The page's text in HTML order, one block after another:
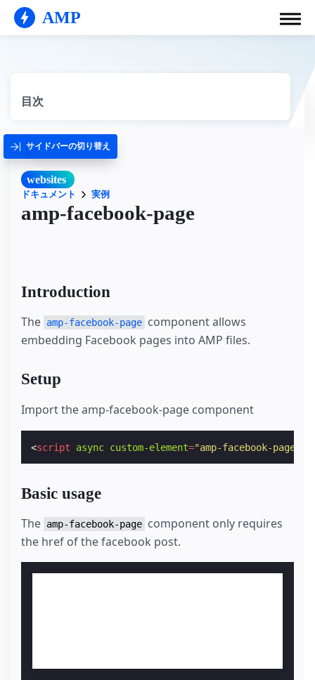
AMP
目次
サイドバーの切り替え
websites
ドキュメント 実例
amp-facebook-page
Introduction
The amp-facebook-page component allows
embedding Facebook pages into AMP files.
Setup
Import the amp-facebook-page component
<script async custom-element="amp-facebook-page"
Basic usage
The amp-facebook-page component only requires
the href of the facebook post.